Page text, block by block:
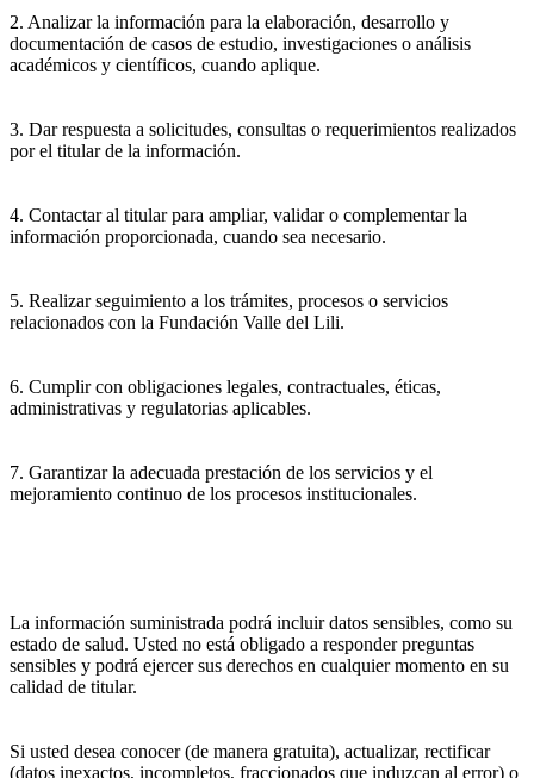
2. Analizar la información para la elaboración, desarrollo y
documentación de casos de estudio, investigaciones o análisis
académicos y científicos, cuando aplique.
3. Dar respuesta a solicitudes, consultas o requerimientos realizados
por el titular de la información.
4. Contactar al titular para ampliar, validar o complementar la
información proporcionada, cuando sea necesario.
5. Realizar seguimiento a los trámites, procesos o servicios
relacionados con la Fundación Valle del Lili.
6. Cumplir con obligaciones legales, contractuales, éticas,
administrativas y regulatorias aplicables.
7. Garantizar la adecuada prestación de los servicios y el
mejoramiento continuo de los procesos institucionales.
La información suministrada podrá incluir datos sensibles, como su
estado de salud. Usted no está obligado a responder preguntas
sensibles y podrá ejercer sus derechos en cualquier momento en su
calidad de titular.
Si usted desea conocer (de manera gratuita), actualizar, rectificar
(datos inexactos, incompletos, fraccionados que induzcan al error) o